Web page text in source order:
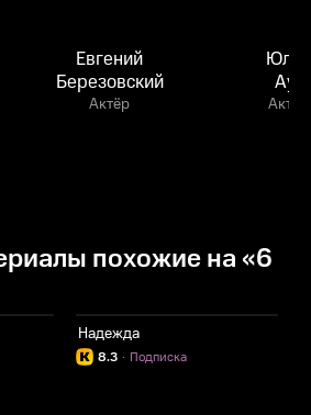
Евгений
Березовский
Актёр
Юлия
Ауг
Актёр
похожие на «6
Надежда
8.3 Подписка
·